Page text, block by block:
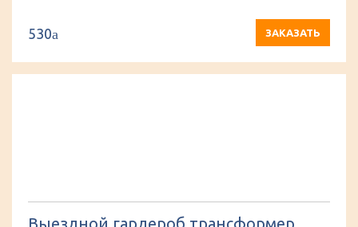
530a ЗАКАЗАТЬ
Выездной гардероб трансформер